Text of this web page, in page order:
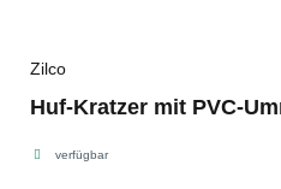
Zilco
Huf-Kratzer mit PVC-
verfügbar